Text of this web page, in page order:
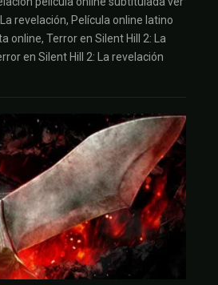
revelación, Película online latino
online, Terror en Silent Hill 2: La
en Silent Hill 2: La revelación